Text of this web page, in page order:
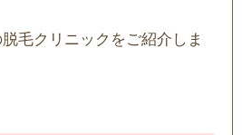
毛クリニックをご紹介しま